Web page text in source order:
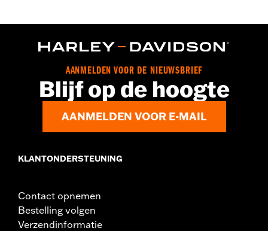
In de doos:Alleen motorsteun voorste cilinder
AANMELDEN VOOR DE NIEUWSBRIEF
Blijf op de hoogte
AANMELDEN VOOR E-MAIL
KLANTONDERSTEUNING
Contact opnemen
Bestelling volgen
Verzendinformatie